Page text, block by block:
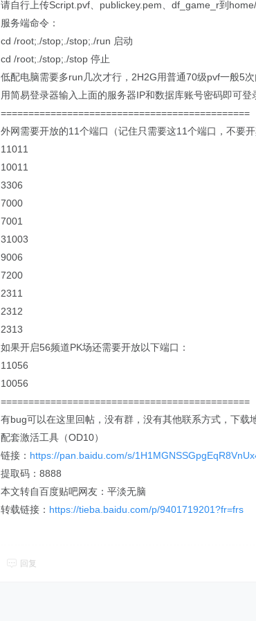
请自行上传Script.pvf、publickey.pem、df_game_r到
服务端命令：
cd /root;./stop;./stop;./run 启动
cd /root;./stop;./stop 停止
低配电脑需要多run几次才行，2H2G用普通70级pvf一般5次
用简易登录器输入上面的服务器IP和数据库账号密码即可
=============================================
外网需要开放的11个端口（记住只需要这11个端口，不要
11011
10011
3306
7000
7001
31003
9006
7200
2311
2312
2313
如果开启56频道PK场还需要开放以下端口：
11056
10056
=============================================
有bug可以在这里回帖，没有群，没有其他联系方式，下载
配套激活工具（OD10）
链接： https://pan.baidu.com/s/
提取码：8888
本文转自百度贴吧网友：平淡无脑
转载链接： https://tieba.baidu.com/p/9401719201?fr=frs
回复